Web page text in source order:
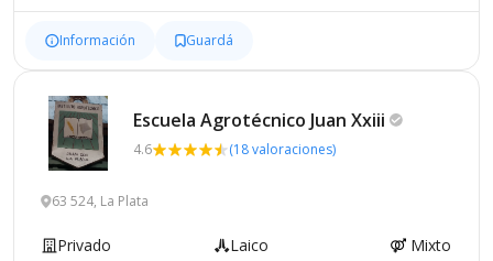
Información Guardá
Escuela Agrotécnico Juan Xxiii
4.6 (18 valoraciones)
63 524, La Plata
Privado Laico
Mixto